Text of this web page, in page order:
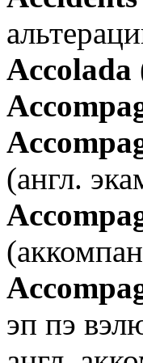
Аccolada
(англ.
эп пэ